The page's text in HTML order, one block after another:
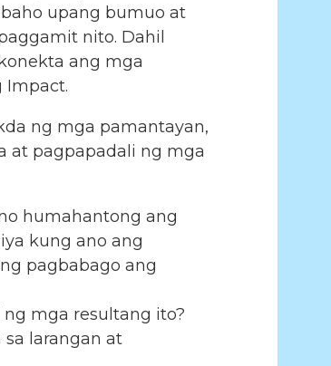
upang bumuo at
nito. Dahil
ang mga
Impact.
ng mga pamantayan,
at pagpapadali ng mga
humahantong ang
kung ano ang
pagbabago ang
mga resultang ito?
larangan at